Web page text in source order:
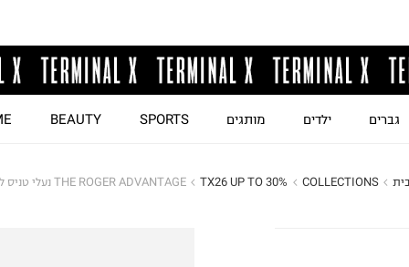
גברים ילדים מותגים SPORTS
BEAUTY
COLLECTIONS
TX26 UP TO 30% THE ROGER ADVANTAGE נעלי טניס לנשים